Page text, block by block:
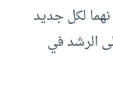
لكل جديد
الرشد في